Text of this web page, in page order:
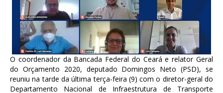
O coordenador da Bancada Federal do Ceará e relator Geral
do Orçamento 2020, deputado Domingos Neto (PSD), se
reuniu na tarde da última terça-feira (9) com o diretor-geral do
Departamento Nacional de Infraestrutura de Transporte